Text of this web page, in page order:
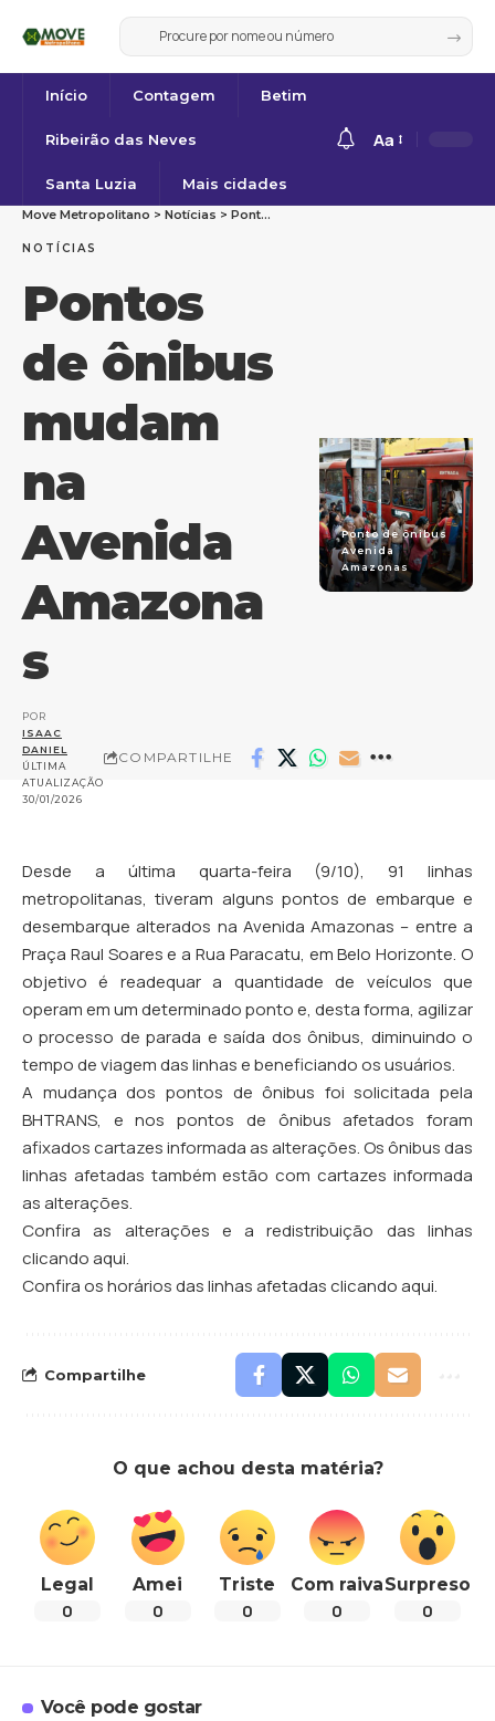
Início Contagem Betim
Ribeirão das Neves
Santa Luzia Mais cidades
Aa
Move Metropolitano > Notícias > Pontos de ônibus mudam na Avenida Amazonas
NOTÍCIAS
Pontos
de ônibus
mudam
na
Avenida
Amazona
s
ÚLTIMA
ATUALIZAÇÃO
30/01/2026
POR
ISAAC
DANIEL
COMPARTILHE
Ponto de ônibus
Avenida
Amazonas
Desde a última quarta-feira (9/10), 91 linhas
metropolitanas, tiveram alguns pontos de embarque e
desembarque alterados na Avenida Amazonas – entre a
Praça Raul Soares e a Rua Paracatu, em Belo Horizonte. O
objetivo é readequar a quantidade de veículos que
operam em um determinado ponto e, desta forma, agilizar
o processo de parada e saída dos ônibus, diminuindo o
tempo de viagem das linhas e beneficiando os usuários.
A mudança dos pontos de ônibus foi solicitada pela
BHTRANS, e nos pontos de ônibus afetados foram
afixados cartazes informada as alterações. Os ônibus das
linhas afetadas também estão com cartazes informada
as alterações.
Confira as alterações e a redistribuição das linhas
clicando aqui.
Confira os horários das linhas afetadasclicando aqui.
Compartilhe
O que achou desta matéria?
Legal
0
Amei
0
Triste
0
Com raiva
0
Surpreso
0
Você pode gostar